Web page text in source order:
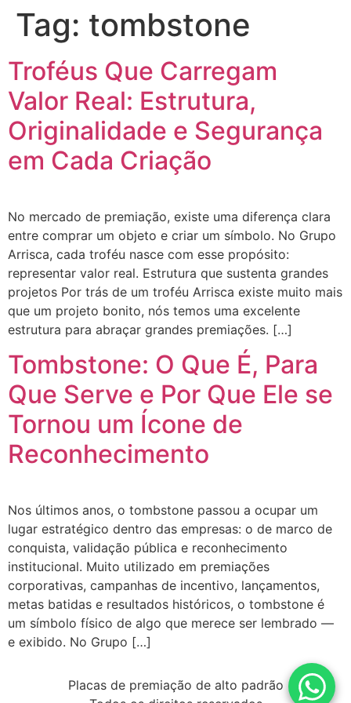
Tag: tombstone
Troféus Que Carregam
Valor Real: Estrutura,
Originalidade e Segurança
em Cada Criação
No mercado de premiação, existe uma diferença clara
entre comprar um objeto e criar um símbolo. No Grupo
Arrisca, cada troféu nasce com esse propósito:
representar valor real. Estrutura que sustenta grandes
projetos Por trás de um troféu Arrisca existe muito mais
que um projeto bonito, nós temos uma excelente
estrutura para abraçar grandes premiações. […]
Tombstone: O Que É, Para
Que Serve e Por Que Ele se
Tornou um Ícone de
Reconhecimento
Nos últimos anos, o tombstone passou a ocupar um
lugar estratégico dentro das empresas: o de marco de
conquista, validação pública e reconhecimento
institucional. Muito utilizado em premiações
corporativas, campanhas de incentivo, lançamentos,
metas batidas e resultados históricos, o tombstone é
um símbolo físico de algo que merece ser lembrado —
e exibido. No Grupo […]
Placas de premiação de alto padrão